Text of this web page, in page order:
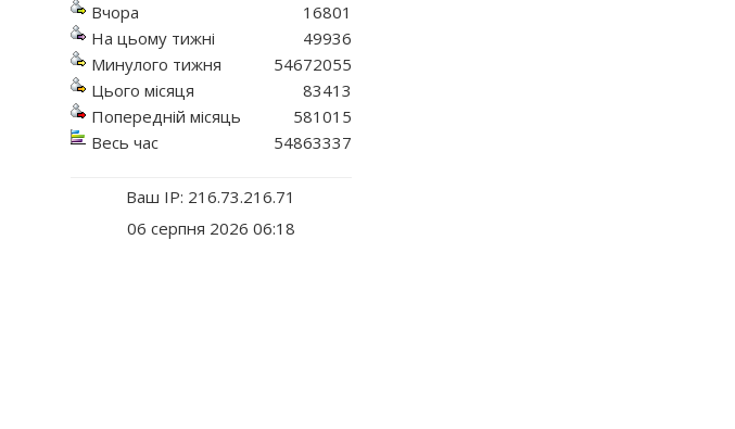
Вчора
На цьому тижні
Минулого тижня
Цього місяця
Попередній місяць
Весь час
16801
49936
54672055
83413
581015
54863337
Ваш IP: 216.73.216.71
06 серпня 2026 06:18